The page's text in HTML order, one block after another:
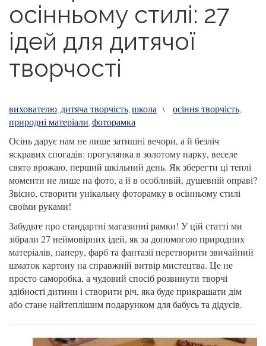
осінньому стилі: 27
ідей для дитячої
творчості
вихователю, дитяча творчість,школа \ осіння творчість,
природні матеріали,фоторамка
Осінь дарує нам не лише затишні вечори, а й безліч
яскравих спогадів: прогулянка в золотому парку, веселе
свято врожаю, перший шкільний день. Як зберегти ці теплі
моменти не лише на фото, а й в особливій, душевній оправі?
Звісно, створити унікальну фоторамку в осінньому стилі
своїми руками!
Забудьте про стандартні магазинні рамки! У цій статті ми
зібрали 27 неймовірних ідей, як за допомогою природних
матеріалів, паперу, фарб та фантазії перетворити звичайний
шматок картону на справжній витвір мистецтва. Це не
просто саморобка, а чудовий спосіб розвинути творчі
здібності дитини і створити річ, яка буде прикрашати дім
або стане найтеплішим подарунком для бабусь та дідусів.